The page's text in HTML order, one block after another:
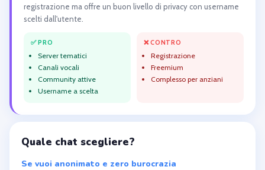
registrazione ma offre un buon livello di privacy con username
scelti dall'utente.
✅ PRO
Server tematici
Canali vocali
Community attive
Username a scelta
❌ CONTRO
Registrazione
Freemium
Complesso per anziani
Quale chat scegliere?
Se vuoi anonimato e zero burocrazia